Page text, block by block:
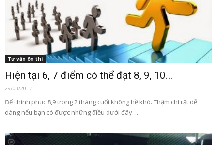
Tư vấn ôn thi
Hiện tại 6, 7 điểm có thể đạt 8, 9, 10...
29/03/2017
Để chinh phục 8,9 trong 2 tháng cuối không hề khó. Thậm chí rất dễ
dàng nếu bạn có được những điều dưới đây. ...